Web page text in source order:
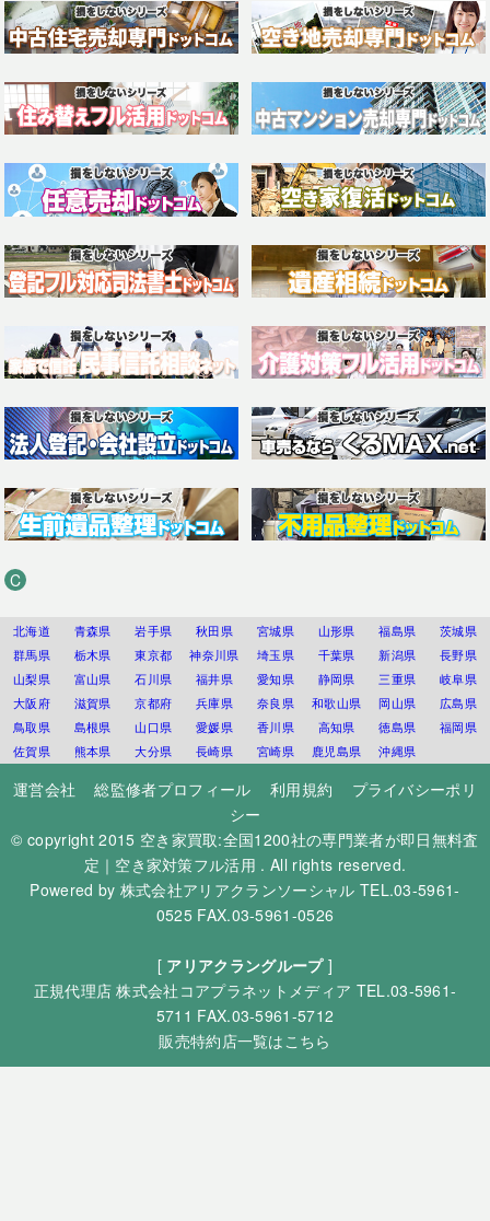
C
北海道 青森県 岩手県 秋田県 宮城県 山形県 福島県
茨城県
群馬県
栃木県 東京都 神奈川県 埼玉県 千葉県 新潟県
長野県
山梨県
富山県 石川県 福井県 愛知県 静岡県 三重県
岐阜県
大阪府
滋賀県 京都府 兵庫県 奈良県 和歌山県 岡山県
広島県
鳥取県
島根県 山口県 愛媛県 香川県 高知県 徳島県
福岡県
佐賀県
熊本県 大分県 長崎県 宮崎県 鹿児島県 沖縄県
運営会社 総監修者プロフィール 利用規約
プライバシーポリ
シー
© copyright 2015 空き家買取:全国1200社の専門業者が即日無料査
定｜空き家対策フル活用 . All rights reserved.
Powered by 株式会社アリアクランソーシャル TEL.03-5961-
0525 FAX.03-5961-0526
[ アリアクラングループ]
正規代理店株式会社コアプラネットメディア TEL.03-5961-
5711 FAX.03-5961-5712
販売特約店一覧はこちら